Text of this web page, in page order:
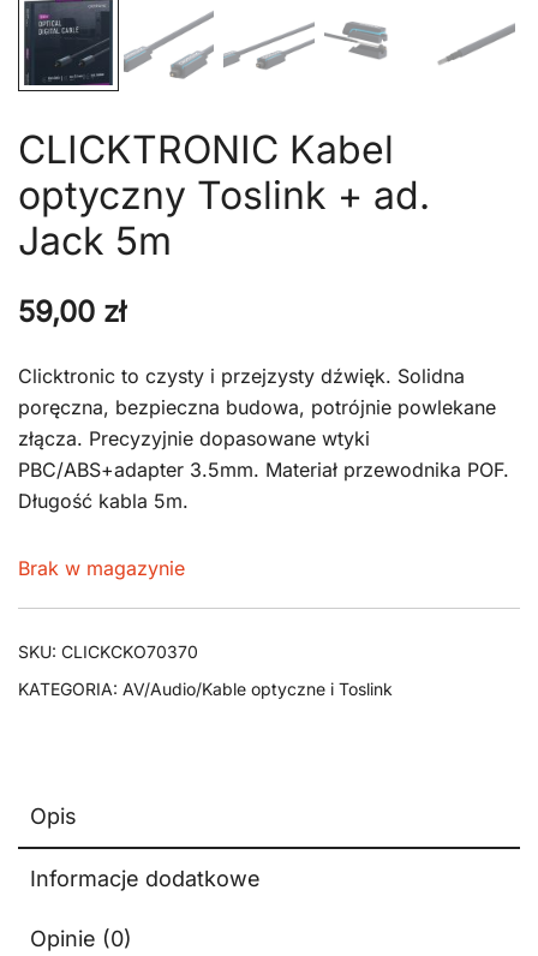
CLICKTRONIC Kabel
optyczny Toslink + ad.
Jack 5m
59,00 zł
Clicktronic to czysty i przejzysty dźwięk. Solidna
poręczna, bezpieczna budowa, potrójnie powlekane
złącza. Precyzyjnie dopasowane wtyki
PBC/ABS+adapter 3.5mm. Materiał przewodnika POF.
Długość kabla 5m.
Brak w magazynie
SKU: CLICKCKO70370
KATEGORIA: AV/Audio/Kable optyczne i Toslink
Opis
Informacje dodatkowe
Opinie (0)